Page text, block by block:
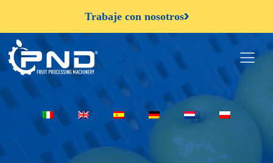
Trabaje con nosotros